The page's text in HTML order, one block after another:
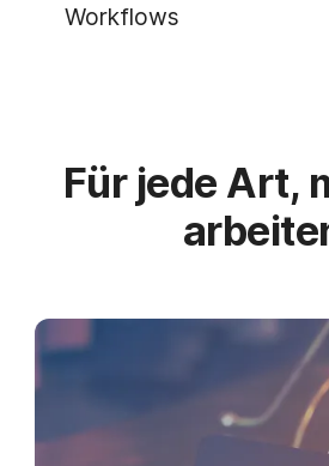
Workflows
Für jede Art,